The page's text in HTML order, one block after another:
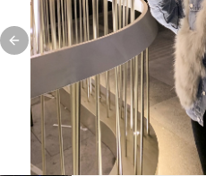
Previous slide